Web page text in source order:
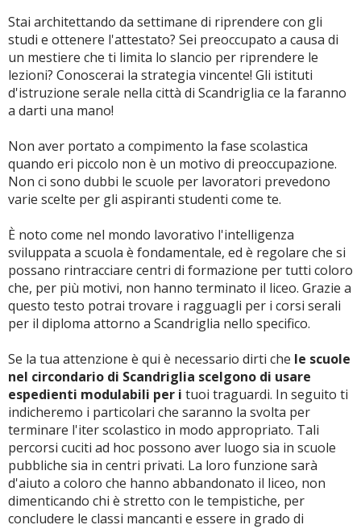
Stai architettando da settimane di riprendere con gli
studi e ottenere l'attestato? Sei preoccupato a causa di
un mestiere che ti limita lo slancio per riprendere le
lezioni? Conoscerai la strategia vincente! Gli istituti
d'istruzione serale nella città di Scandriglia ce la faranno
a darti una mano!
Non aver portato a compimento la fase scolastica
quando eri piccolo non è un motivo di preoccupazione.
Non ci sono dubbi le scuole per lavoratori prevedono
varie scelte per gli aspiranti studenti come te.
È noto come nel mondo lavorativo l'intelligenza
sviluppata a scuola è fondamentale, ed è regolare che si
possano rintracciare centri di formazione per tutti coloro
che, per più motivi, non hanno terminato il liceo. Grazie a
questo testo potrai trovare i ragguagli per i corsi serali
per il diploma attorno a Scandriglia nello specifico.
Se la tua attenzione è qui è necessario dirti che le scuole
nel circondario di Scandriglia scelgono di usare
espedienti modulabili per i tuoi traguardi. In seguito ti
indicheremo i particolari che saranno la svolta per
terminare l'iter scolastico in modo appropriato. Tali
percorsi cuciti ad hoc possono aver luogo sia in scuole
pubbliche sia in centri privati. La loro funzione sarà
d'aiuto a coloro che hanno abbandonato il liceo, non
dimenticando chi è stretto con le tempistiche, per
concludere le classi mancanti e essere in grado di